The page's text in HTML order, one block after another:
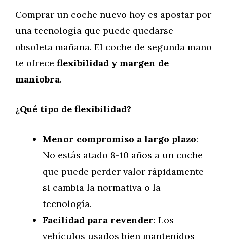
Comprar un coche nuevo hoy es apostar por
una tecnología que puede quedarse
obsoleta mañana. El coche de segunda mano
te ofrece flexibilidad y margen de
maniobra.
¿Qué tipo de flexibilidad?
Menor compromiso a largo plazo:
No estás atado 8-10 años a un coche
que puede perder valor rápidamente
si cambia la normativa o la
tecnología.
Facilidad para revender: Los
vehículos usados bien mantenidos